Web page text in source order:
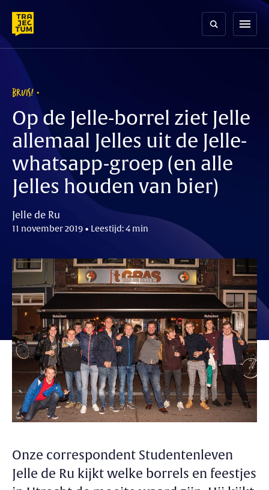
content
menu
BRUIS!
Op de Jelle-borrel ziet Jelle
allemaal Jelles uit de Jelle-
whatsapp-groep (en alle
Jelles houden van bier)
Jelle de Ru
11 november 2019 • Leestijd: 4 min
Onze correspondent Studentenleven
Jelle de Ru kijkt welke borrels en feestjes